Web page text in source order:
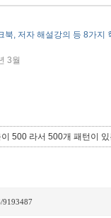
북, 저자 해설강의 등 8가지
3월
500 라서 500개 패턴이
9193487